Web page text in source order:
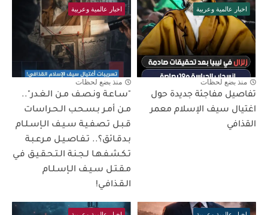
اخبار عالمية وعربية
منذ بضع لحظات
تفاصيل مفاجئة جديدة حول
اغتيال سيف الإسلام معمر
القذافي
اخبار عالمية وعربية
منذ بضع لحظات
"سـاعـة ونـصـف مـن الـغـدر"..
مـن أمـر بـسـحـب الـحـراسات
قـبـل تـصـفـيـة سـيـف الـإسـلـام
بـدقـائق؟.. تـفـاصـيـل مـرعـبـة
تـكـشـفـهـا لـجـنـة الـتـحـقـيـق فـي
مـقـتـل سـيـف الـإسـلـام
الـقـذافـي!